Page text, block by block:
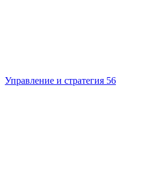
Управление и стратегия 56